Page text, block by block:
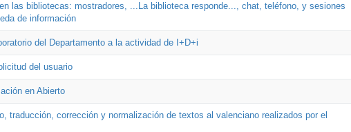
las bibliotecas: mostradores, ...La biblioteca responde..., chat, teléfono, y sesiones
de información
del Departamento a la actividad de I+D+i
del usuario
en Abierto
traducción, corrección y normalización de textos al valenciano realizados por el